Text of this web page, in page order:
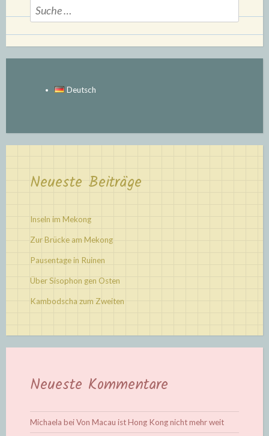
Suche
nach:
Deutsch
Neueste Beiträge
Inseln im Mekong
Zur Brücke am Mekong
Pausentage in Ruinen
Über Sisophon gen Osten
Kambodscha zum Zweiten
Neueste Kommentare
Michaela beiVon Macau ist Hong Kong nicht mehr weit